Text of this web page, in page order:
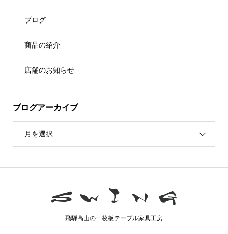
ブログ
商品の紹介
店舗のお知らせ
ブログアーカイブ
月を選択
飛騨高山の一枚板テーブル家具工房